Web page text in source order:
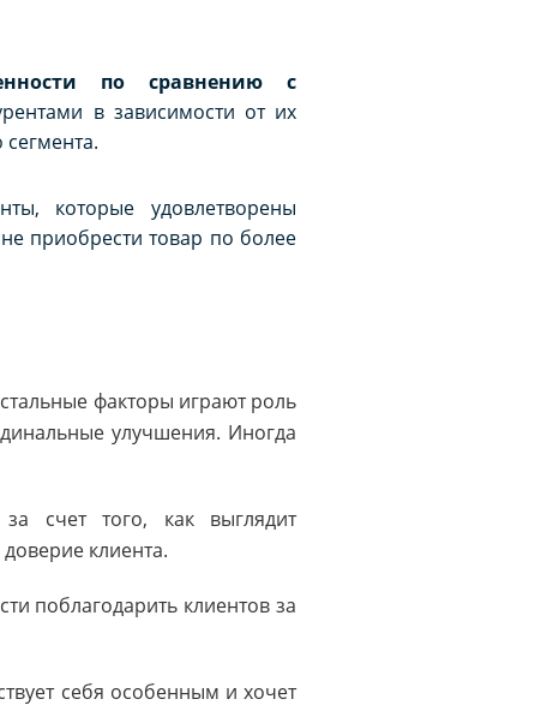
по сравнению с
в зависимости от их
которые удовлетворены
приобрести товар по более
факторы играют роль
улучшения. Иногда
счет того, как выглядит
клиента.
поблагодарить клиентов за
себя особенным и хочет